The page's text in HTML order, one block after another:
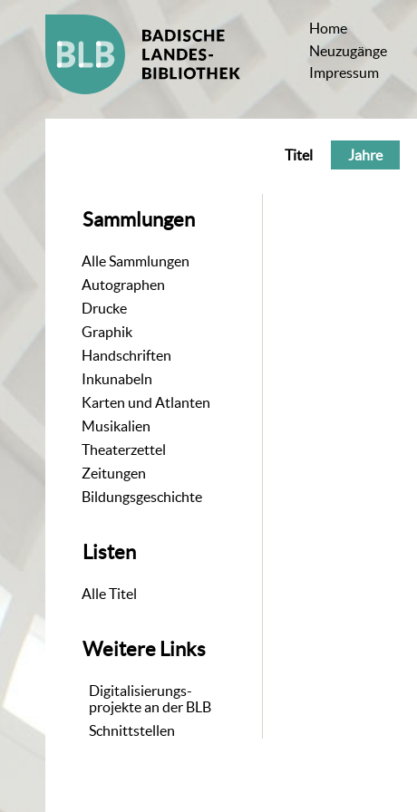
Home
Neuzugänge
Impressum
Sammlungen
Alle Sammlungen
Autographen
Drucke
Graphik
Handschriften
Inkunabeln
Karten und Atlanten
Musikalien
Theaterzettel
Zeitungen
Bildungsgeschichte
Listen
Alle Titel
Weitere Links
Digitalisierungs-
projekte an der BLB
Schnittstellen
Titel Jahre